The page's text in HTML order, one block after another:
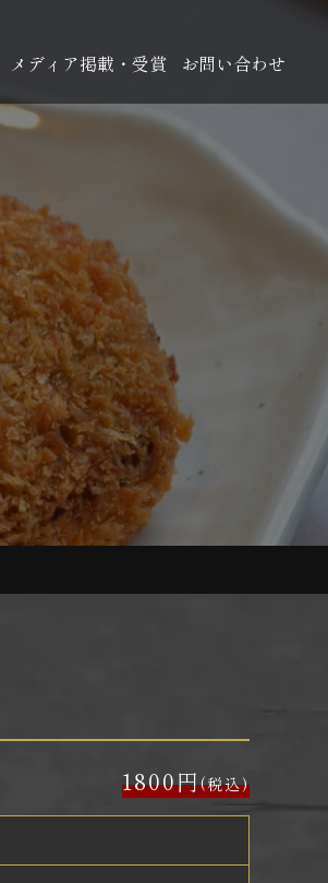
メディア掲載・受賞 お問い合わせ
1800円(税込)